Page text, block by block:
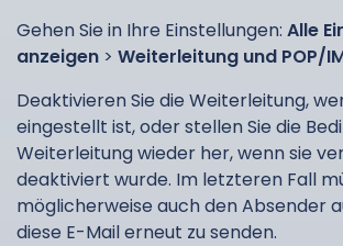
Gehen Sie in Ihre Einstellungen: Alle
anzeigen > Weiterleitung und POP/
Deaktivieren Sie die Weiterleitung,
eingestellt ist, oder stellen Sie die
Weiterleitung wieder her, wenn sie
deaktiviert wurde. Im letzteren Fall
möglicherweise auch den Absender
diese E-Mail erneut zu senden.